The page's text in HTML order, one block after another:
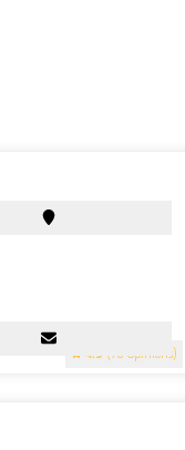
4.9 (76 Opinions)